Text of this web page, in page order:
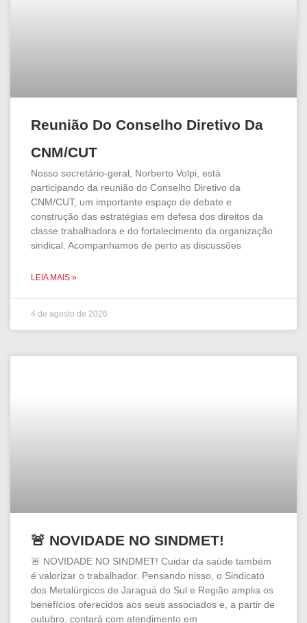
Reunião Do Conselho Diretivo Da
CNM/CUT
Nosso secretário-geral, Norberto Volpi, está
participando da reunião do Conselho Diretivo da
CNM/CUT, um importante espaço de debate e
construção das estratégias em defesa dos direitos da
classe trabalhadora e do fortalecimento da organização
sindical. Acompanhamos de perto as discussões
LEIA MAIS »
4 de agosto de 2026
🚨 NOVIDADE NO SINDMET!
🚨 NOVIDADE NO SINDMET! Cuidar da saúde também
é valorizar o trabalhador. Pensando nisso, o Sindicato
dos Metalúrgicos de Jaraguá do Sul e Região amplia os
benefícios oferecidos aos seus associados e, a partir de
outubro, contará com atendimento em